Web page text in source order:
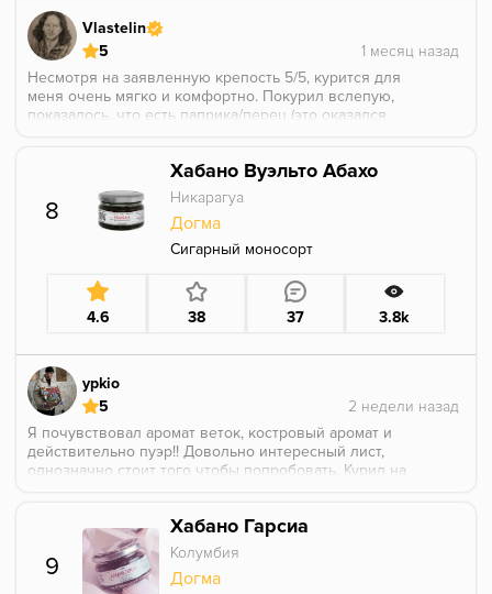
Vlastelin
5
Несмотря на заявленную крепость 5/5, курится для
меня очень мягко и комфортно. Покурил вслепую,
показалось, что есть паприка/перец (это оказался
далеке гуляет. С жаром только аккуратнее, чтобы не
стало горчить, 3-ий уголёк по ощущениям лучше на
время снять
8
Хабано Вуэльто Абахо
Никарагуа
Догма
Сигарный моносорт
4.6 38 37 3.8k
ypkio
5
Я почувствовал аромат веток, костровый аромат и
действительно пуэр!! Довольно интересный лист,
однозначно стоит того чтобы попробовать. Курил на
9
Хабано Гарсиа
Колумбия
Догма